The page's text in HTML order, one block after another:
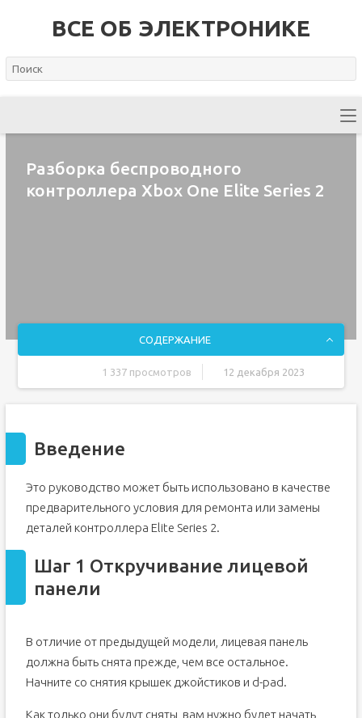
ВСЕ ОБ ЭЛЕКТРОНИКЕ
Разборка беспроводного
контроллера Xbox One Elite Series 2
СОДЕРЖАНИЕ
1 337 просмотров 12 декабря 2023
Шаг 2 Снятие лицевой панели
Шаг 4 Разделение передней и задней частей
Шаг 5. Извлечение кабелей, соединяющих материнскую
и дочернюю платы
Шаг 7 Снятие материнской платы
Шаг 8. Снятие планки бампера
Введение
Это руководство может быть использовано в качестве
предварительного условия для ремонта или замены
деталей контроллера Elite Series 2.
Шаг 1 Откручивание лицевой
панели
В отличие от предыдущей модели, лицевая панель
должна быть снята прежде, чем все остальное.
Начните со снятия крышек джойстиков и d-pad.
Как только они будут сняты, вам нужно будет начать